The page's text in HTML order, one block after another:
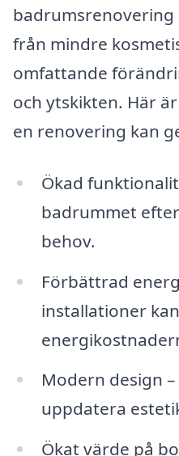
badrumsrenovering
från mindre
omfattande
och ytskikten. Här
en renovering kan
Ökad
badrummet
behov.
Förbättrad
installationer
Modern design
uppdatera
Ökat värde på